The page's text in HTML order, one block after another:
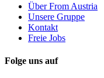
Über From Austria
Unsere Gruppe
Kontakt
Freie Jobs
Folge uns auf